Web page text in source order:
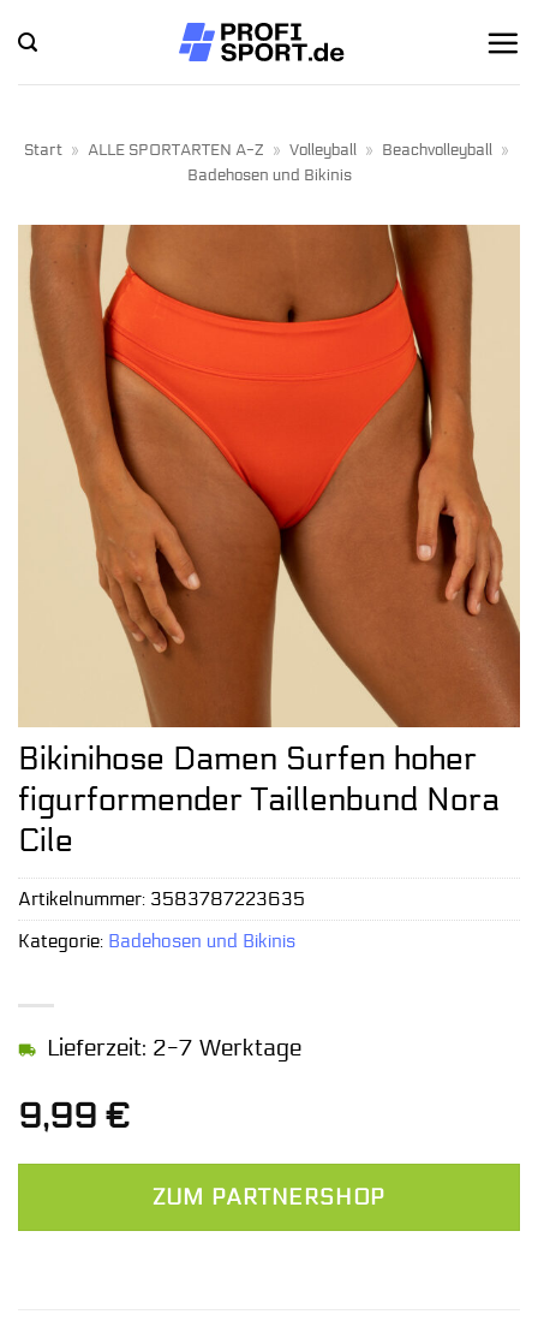
Inhalt
springen
Start » ALLE SPORTARTEN A-Z » Volleyball » Beachvolleyball »
Badehosen und Bikinis
Bikinihose Damen Surfen hoher
figurformender Taillenbund Nora
Cile
9,99 €
Lieferzeit: 2-7 Werktage
ZUM PARTNERSHOP
Artikelnummer: 3583787223635
Kategorie: Badehosen und Bikinis